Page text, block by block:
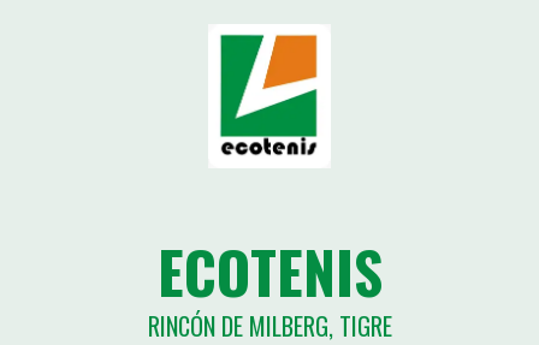
ECOTENIS
RINCÓN DE MILBERG, TIGRE